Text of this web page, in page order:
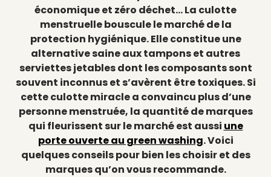
économique et zéro déchet… La culotte
menstruelle bouscule le marché de la
protection hygiénique. Elle constitue une
alternative saine aux tampons et autres
serviettes jetables dont les composants sont
souvent inconnus et s’avèrent être toxiques. Si
cette culotte miracle a convaincu plus d’une
personne menstruée, la quantité de marques
qui fleurissent sur le marché est aussi une
porte ouverte au green washing. Voici
quelques conseils pour bien les choisir et des
marques qu’on vous recommande.